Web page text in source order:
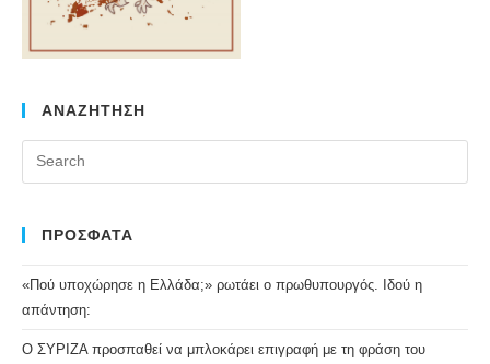
ΑΝΑΖΗΤΗΣΗ
ΠΡΟΣΦΑΤΑ
«Πού υποχώρησε η Ελλάδα;» ρωτάει ο πρωθυπουργός. Ιδού η
απάντηση:
Ο ΣΥΡΙΖΑ προσπαθεί να μπλοκάρει επιγραφή με τη φράση του